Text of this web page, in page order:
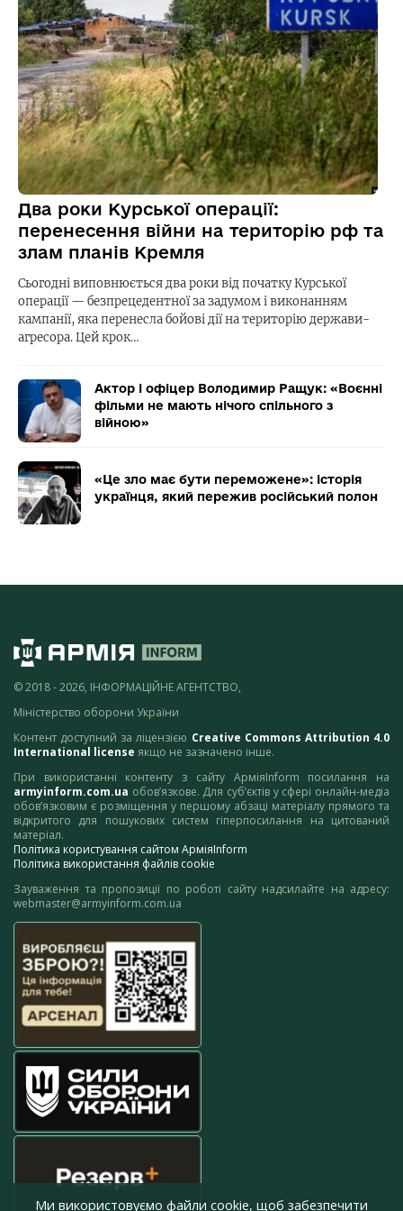
Два роки Курської операції:
перенесення війни на територію рф та
злам планів Кремля
Сьогодні виповнюється два роки від початку Курської
операції — безпрецедентної за задумом і виконанням
кампанії, яка перенесла бойові дії на територію держави-
агресора. Цей крок…
Актор і офіцер Володимир Ращук: «Воєнні
фільми не мають нічого спільного з
війною»
«Це зло має бути переможене»: історія
українця, який пережив російський полон
© 2018 - 2026, ІНФОРМАЦІЙНЕ АГЕНТСТВО,
Міністерство оборони України
Контент доступний за ліцензією Creative Commons Attribution 4.0
International license якщо не зазначено інше.
При використанні контенту з сайту АрміяInform посилання на
armyinform.com.ua обов’язкове. Для суб’єктів у сфері онлайн-медіа
обов’язковим є розміщення у першому абзаці матеріалу прямого та
відкритого для пошукових систем гіперпосилання на цитований
матеріал.
Політика користування сайтом АрміяInform
Політика використання файлів cookie
Зауваження та пропозиції по роботі сайту надсилайте на адресу:
webmaster@armyinform.com.ua
Ми використовуємо файли cookie, щоб забезпечити